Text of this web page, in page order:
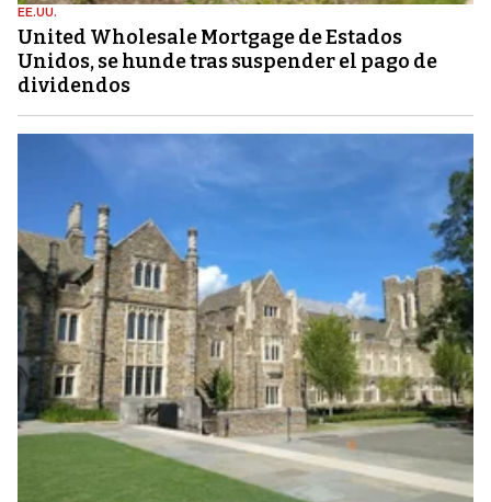
EE.UU.
United Wholesale Mortgage de Estados
Unidos, se hunde tras suspender el pago de
dividendos